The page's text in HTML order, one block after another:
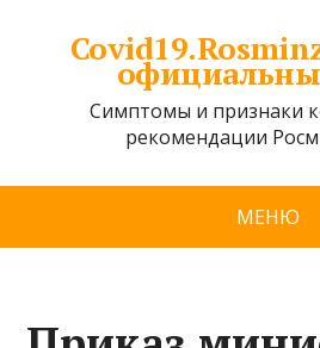
Симптомы и признаки
рекомендации
МЕНЮ